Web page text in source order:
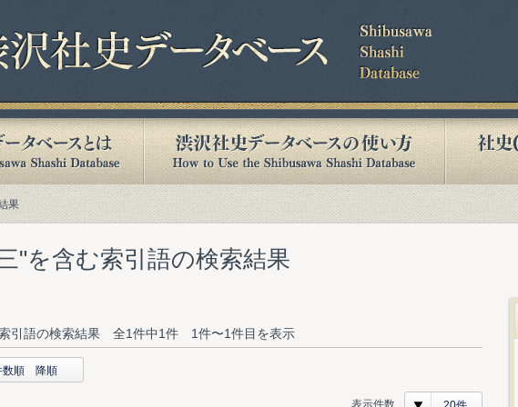
果
"を含む索引語の検索結果
引語の検索結果 全1件中1件 1件〜1件目を表示
数順 降順
表示件数